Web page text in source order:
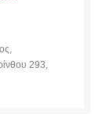
293,